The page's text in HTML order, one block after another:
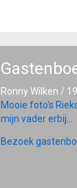
Ronny Wilken /
Mooie foto's
mijn vader erbij...
Bezoek